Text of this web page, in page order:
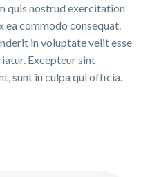
quis nostrud exercitation
commodo consequat.
in voluptate velit esse
Excepteur sint
sunt in culpa qui officia.